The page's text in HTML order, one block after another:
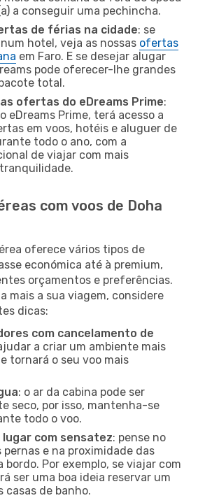
a conseguir uma pechincha.
de férias na cidade: se
hotel, veja as nossas ofertas
em Faro. E se desejar alugar
pode oferecer-lhe grandes
total.
ofertas do eDreams Prime:
eDreams Prime, terá acesso a
em voos, hotéis e aluguer de
todo o ano, com a
de viajar com mais
com voos de Doha
oferece vários tipos de
económica até à premium,
orçamentos e preferências.
mais a sua viagem, considere
dicas:
com cancelamento de
a criar um ambiente mais
tornará o seu voo mais
: o ar da cabina pode ser
seco, por isso, mantenha-se
todo o voo.
lugar com sensatez: pense no
pernas e na proximidade das
bordo. Por exemplo, se viajar com
ser uma boa ideia reservar um
casas de banho.